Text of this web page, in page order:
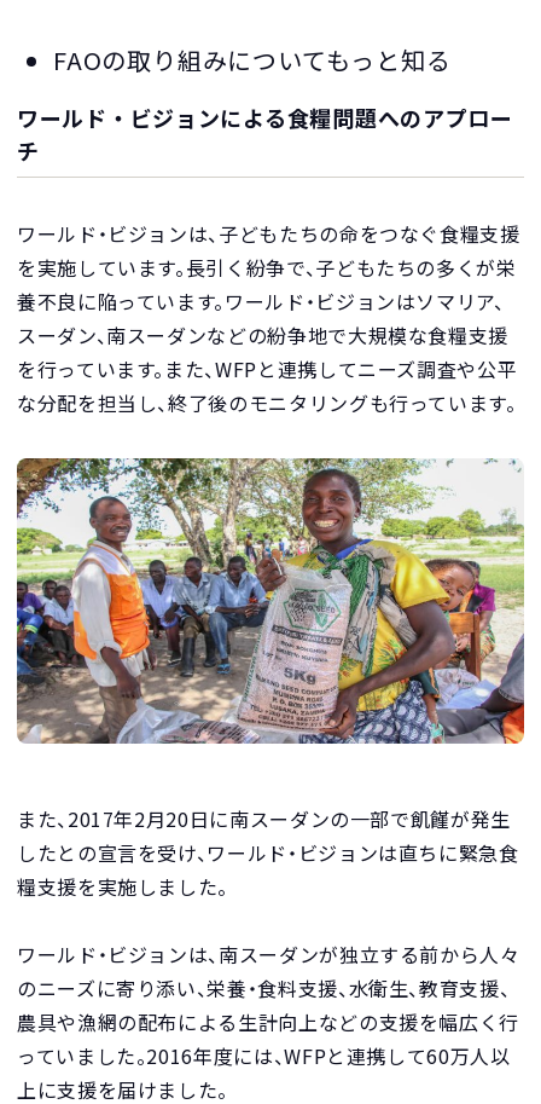
FAOの取り組みについてもっと知る
ワールド・ビジョンによる食糧問題へのアプロー
チ
ワールド・ビジョンは、子どもたちの命をつなぐ食糧支援
を実施しています。長引く紛争で、子どもたちの多くが栄
養不良に陥っています。ワールド・ビジョンはソマリア、
スーダン、南スーダンなどの紛争地で大規模な食糧支援
を行っています。また、WFPと連携してニーズ調査や公平
な分配を担当し、終了後のモニタリングも行っています。
また、2017年2月20日に南スーダンの一部で飢饉が発生
したとの宣言を受け、ワールド・ビジョンは直ちに緊急食
糧支援を実施しました。
ワールド・ビジョンは、南スーダンが独立する前から人々
のニーズに寄り添い、栄養・食料支援、水衛生、教育支援、
農具や漁網の配布による生計向上などの支援を幅広く行
っていました。2016年度には、WFPと連携して60万人以
上に支援を届けました。